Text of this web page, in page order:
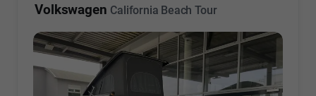
Volkswagen California Beach Tour